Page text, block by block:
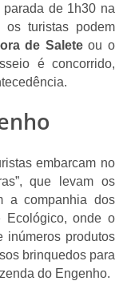
de 1h30 na
os turistas podem
de Salete ou o
é concorrido,
embarcam no
que levam os
a companhia dos
Ecológico, onde o
inúmeros produtos
brinquedos para
do Engenho.